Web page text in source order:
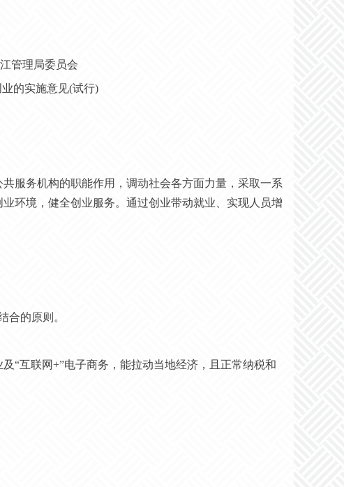
管理局委员会
的实施意见(试行)
服务机构的职能作用，调动社会各方面力量，采取一系
环境，健全创业服务。通过创业带动就业、实现人员增
合的原则。
“互联网+”电子商务，能拉动当地经济，且正常纳税和